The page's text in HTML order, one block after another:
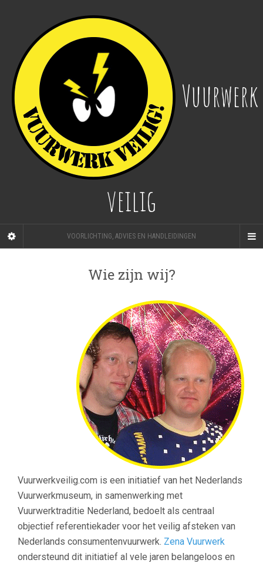
Vuurwerk
veilig
VOORLICHTING, ADVIES EN HANDLEIDINGEN
Wie zijn wij?
Vuurwerkveilig.com is een initiatief van het Nederlands
Vuurwerkmuseum, in samenwerking met
Vuurwerktraditie Nederland, bedoelt als centraal
objectief referentiekader voor het veilig afsteken van
Nederlands consumentenvuurwerk. Zena Vuurwerk
ondersteund dit initiatief al vele jaren belangeloos en